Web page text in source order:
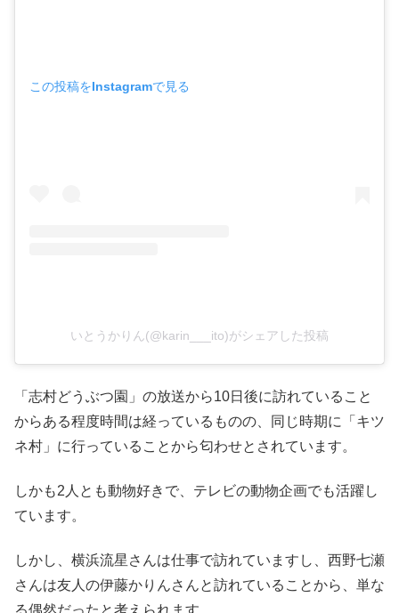
この投稿をInstagramで見る
いとうかりん(@karin___ito)がシェアした投稿
「志村どうぶつ園」の放送から10日後に訪れていること
からある程度時間は経っているものの、同じ時期に「キツ
ネ村」に行っていることから匂わせとされています。
しかも2人とも動物好きで、テレビの動物企画でも活躍し
ています。
しかし、横浜流星さんは仕事で訪れていますし、西野七瀬
さんは友人の伊藤かりんさんと訪れていることから、単な